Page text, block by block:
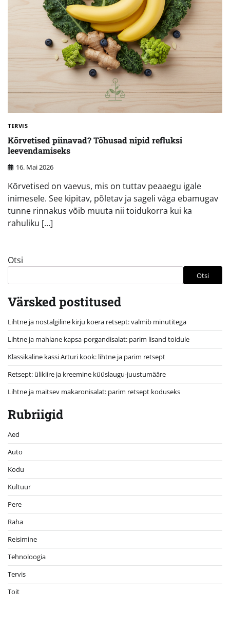
TERVIS
Kõrvetised piinavad? Tõhusad nipid refluksi
leevendamiseks
16. Mai 2026
Kõrvetised on vaevus, mis on tuttav peaaegu igale
inimesele. See kipitav, põletav ja sageli väga ebamugav
tunne rinnakus võib muuta nii toidukorra kui ka
rahuliku […]
Otsi
Otsi
Värsked postitused
Lihtne ja nostalgiline kirju koera retsept: valmib minutitega
Lihtne ja mahlane kapsa-porgandisalat: parim lisand toidule
Klassikaline kassi Arturi kook: lihtne ja parim retsept
Retsept: ülikiire ja kreemine küüslaugu-juustumääre
Lihtne ja maitsev makaronisalat: parim retsept koduseks
Rubriigid
Aed
Auto
Kodu
Kultuur
Pere
Raha
Reisimine
Tehnoloogia
Tervis
Toit